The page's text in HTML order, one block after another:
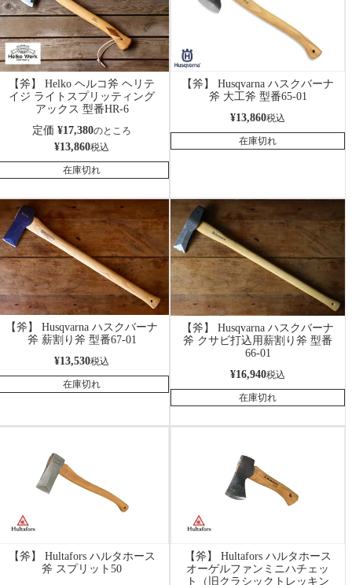
【斧】 Helko ヘルコ斧 ヘリテ
イジ ライトスプリッティング
アックス 型番HR-6
定価 ¥17,380のところ
¥13,860税込
在庫切れ
【斧】 Husqvarna ハスクバーナ
斧 大工斧 型番65-01
¥13,860税込
在庫切れ
【斧】 Husqvarna ハスクバーナ
斧 薪割り斧 型番67-01
¥13,530税込
在庫切れ
【斧】 Husqvarna ハスクバーナ
斧 クサビ打込用薪割り斧 型番
66-01
¥16,940税込
在庫切れ
【斧】 Hultafors ハルタホース
斧 スプリット50
【斧】 Hultafors ハルタホース
オーゲルファンミニハチェッ
ト（旧クラシックトレッキン